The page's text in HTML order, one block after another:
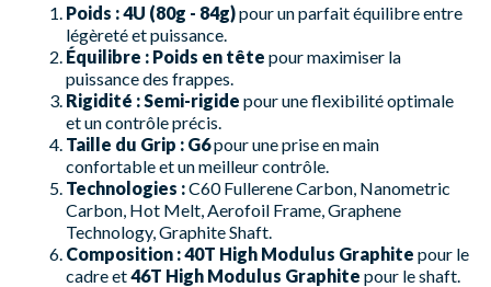
Poids :4U (80g - 84g)pour un parfait équilibre entre
légèreté et puissance.
Équilibre : Poids en tête pour maximiser la
puissance des frappes.
Rigidité : Semi-rigide pour une flexibilité optimale
et un contrôle précis.
Taille du Grip : G6pour une prise en main
confortable et un meilleur contrôle.
Technologies :C60 Fullerene Carbon, Nanometric
Carbon, Hot Melt, Aerofoil Frame, Graphene
Technology, Graphite Shaft.
Composition :40T High Modulus Graphite pour le
cadre et46T High Modulus Graphite pour le shaft.